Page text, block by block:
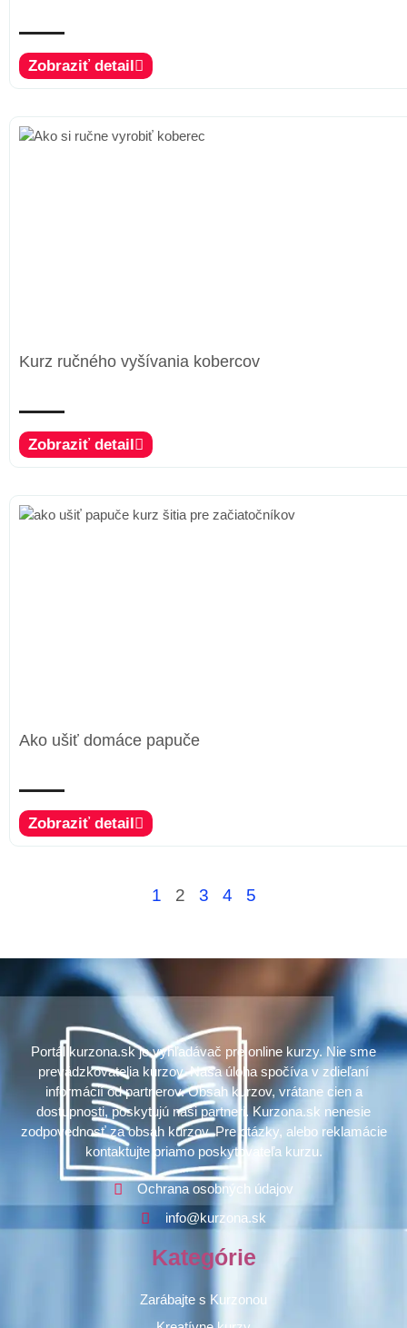
Zobraziť detail
Kurz ručného vyšívania kobercov
Zobraziť detail
Ako ušiť domáce papuče
Zobraziť detail
1 2 3 4 5
Portál kurzona.sk je vyhľadávač pre online kurzy. Nie sme
prevádzkovatelia kurzov. Naša úloha spočíva v zdieľaní
informácií od partnerov. Obsah kurzov, vrátane cien a
dostupnosti, poskytujú naši partneri. Kurzona.sk nenesie
zodpovednosť za obsah kurzov. Pre otázky, alebo reklamácie
kontaktujte priamo poskytovateľa kurzu.
Ochrana osobných údajov
info@kurzona.sk
Kategórie
Zarábajte s Kurzonou